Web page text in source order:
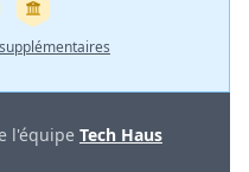
l'équipe Tech Haus